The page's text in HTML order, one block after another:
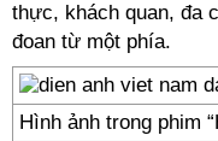
thực, khách quan, đa
đoan từ một phía.
Hình ảnh trong phim